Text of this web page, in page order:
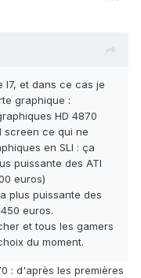
et dans ce cas je
graphique :
HD 4870
screen ce qui ne
en SLI : ça
puissante des ATI
euros)
plus puissante des
euros.
et tous les gamers
du moment.
: d'après les premières